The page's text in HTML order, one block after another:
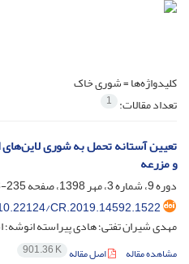
کلیدواژه‌ها =شوری خاک
تعداد مقالات: 1
تعیین آستانه تحمل به شوری
و مزرعه
دوره 9، شماره 3، مهر 1398، صفحه
235-248
CR.2019.14592.1522
مهدی شیران تفتی؛ هادی پیراسته
مشاهده مقاله اصل مقاله 901.36 K